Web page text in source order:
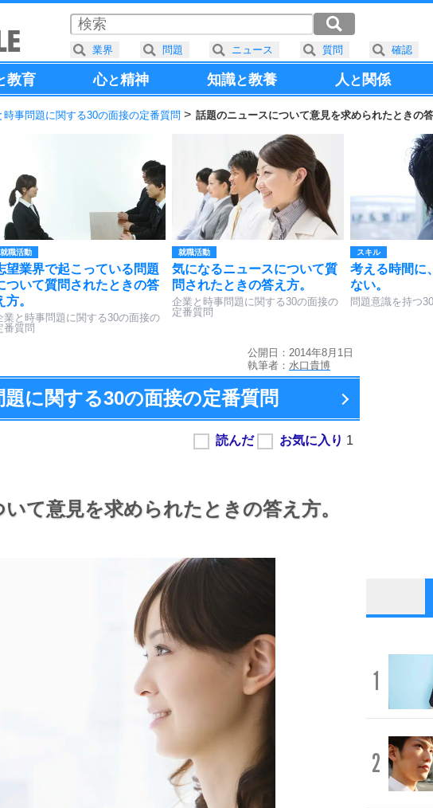
教育 心と精神 知識と教養 人と 関係
時事問題に関する30の面接の定番質問 話題のニュースについて意見を求められたときの答
就職活動
望業界で起こっている問題
ついて質問されたときの答
方。
業と時事問題に関する30の面接の
番質問
就職活動
気になるニュースについて質
問されたときの答え方。
企業と時事問題に関する30の面接の
定番質問
スキル
考える時間に
ない。
問題意識を持つ
公開日：2014年8月1日
執筆者： 水口貴博
に関する30の面接の定番質問
て意見を求められたときの答え方。
1
2
業界 問題 ニュース 質問 確認